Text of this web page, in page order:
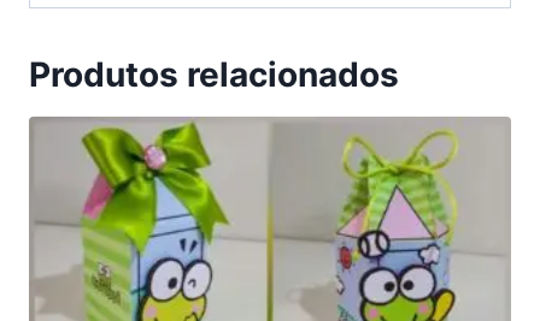
Produtos relacionados